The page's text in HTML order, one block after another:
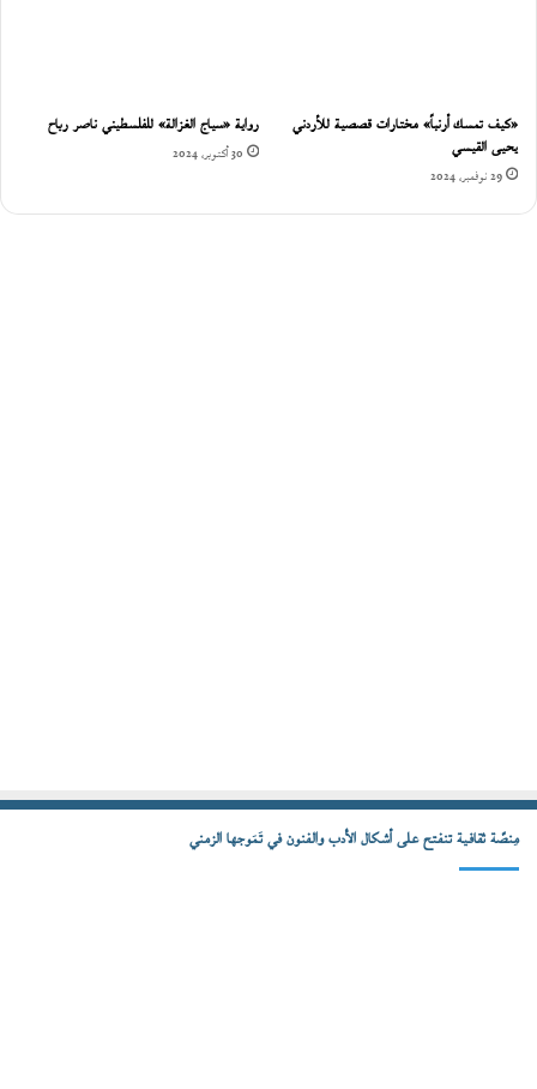
«كيف تمسك أرنباً» مختارات قصصية للأردني
يحيى القيسي
29 نوفمبر، 2024
رواية «سياج الغزالة» للفلسطيني ناصر رباح
30 أكتوبر، 2024
مِنصّة ثقافية تنفتح على أشكال الأدب والفنون في تَمَوجها الزمني